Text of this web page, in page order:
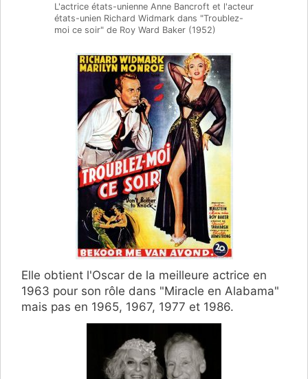
L'actrice états-unienne Anne Bancroft et l'acteur
états-unien Richard Widmark dans "Troublez-
moi ce soir" de Roy Ward Baker (1952)
Elle obtient l'Oscar de la meilleure actrice en
1963 pour son rôle dans "Miracle en Alabama"
mais pas en 1965, 1967, 1977 et 1986.